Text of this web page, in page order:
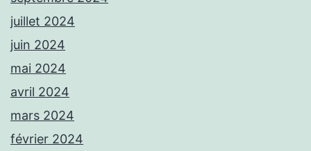
juillet 2024
juin 2024
mai 2024
avril 2024
mars 2024
février 2024